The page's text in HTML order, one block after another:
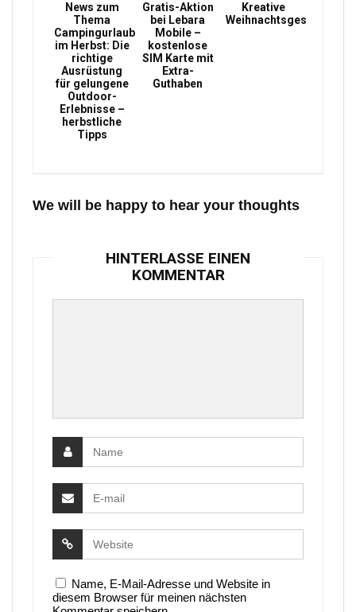
News zum
Thema
Campingurlaub
im Herbst: Die
richtige
Ausrüstung
für gelungene
Outdoor-
Erlebnisse –
herbstliche
Tipps
Gratis-Aktion
bei Lebara
Mobile –
kostenlose
SIM Karte mit
Extra-
Guthaben
Kreative
Weihnachtsgeschenke
We will be happy to hear your thoughts
HINTERLASSE EINEN
KOMMENTAR
Name, E-Mail-Adresse und Website in
diesem Browser für meinen nächsten